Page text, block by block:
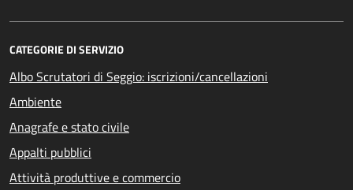
CATEGORIE DI SERVIZIO
Albo Scrutatori di Seggio: iscrizioni/cancellazioni
Ambiente
Anagrafe e stato civile
Appalti pubblici
Attività produttive e commercio